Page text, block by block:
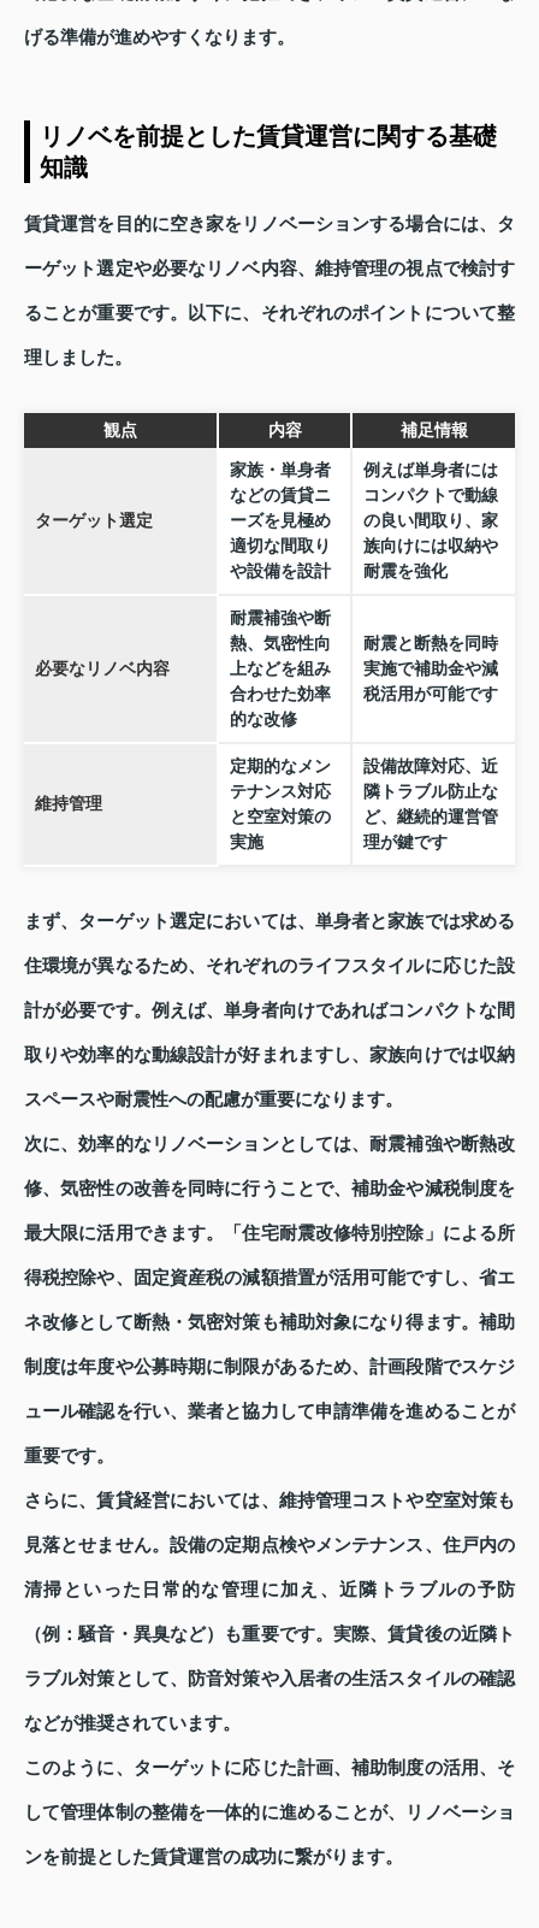
げる準備が進めやすくなります。
リノベを前提とした賃貸運営に関する基礎
知識
賃貸運営を目的に空き家をリノベーションする場合には、タ
ーゲット選定や必要なリノベ内容、維持管理の視点で検討す
ることが重要です。以下に、それぞれのポイントについて整
理しました。
観点 内容 補足情報
ターゲット選定
家族・単身者
などの賃貸ニ
ーズを見極め
適切な間取り
や設備を設計
例えば単身者には
コンパクトで動線
の良い間取り、家
族向けには収納や
耐震を強化
必要なリノベ内容
耐震補強や断
熱、気密性向
上などを組み
合わせた効率
的な改修
耐震と断熱を同時
実施で補助金や減
税活用が可能です
維持管理
定期的なメン
テナンス対応
と空室対策の
実施
設備故障対応、近
隣トラブル防止な
ど、継続的運営管
理が鍵です
まず、ターゲット選定においては、単身者と家族では求める
住環境が異なるため、それぞれのライフスタイルに応じた設
計が必要です。例えば、単身者向けであればコンパクトな間
取りや効率的な動線設計が好まれますし、家族向けでは収納
スペースや耐震性への配慮が重要になります。
次に、効率的なリノベーションとしては、耐震補強や断熱改
修、気密性の改善を同時に行うことで、補助金や減税制度を
最大限に活用できます。「住宅耐震改修特別控除」による所
得税控除や、固定資産税の減額措置が活用可能ですし、省エ
ネ改修として断熱・気密対策も補助対象になり得ます。補助
制度は年度や公募時期に制限があるため、計画段階でスケジ
ュール確認を行い、業者と協力して申請準備を進めることが
重要です。
さらに、賃貸経営においては、維持管理コストや空室対策も
見落とせません。設備の定期点検やメンテナンス、住戸内の
清掃といった日常的な管理に加え、近隣トラブルの予防
（例：騒音・異臭など）も重要です。実際、賃貸後の近隣ト
ラブル対策として、防音対策や入居者の生活スタイルの確認
などが推奨されています。
このように、ターゲットに応じた計画、補助制度の活用、そ
して管理体制の整備を一体的に進めることが、リノベーショ
ンを前提とした賃貸運営の成功に繋がります。